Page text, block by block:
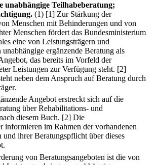
unabhängige Teilhabeberatung;
(1) [1] Zur Stärkung der
Menschen mit Behinderungen und von
Menschen fördert das Bundesministerium
eine von Leistungsträgern und
ergänzende Beratung als
das bereits im Vorfeld der
Leistungen zur Verfügung steht. [2]
neben dem Anspruch auf Beratung durch
Angebot erstreckt sich auf die
über Rehabilitations- und
diesem Buch. [2] Die
informieren im Rahmen der vorhandenen
und ihrer Beratungspflicht über dieses
von Beratungsangeboten ist die von